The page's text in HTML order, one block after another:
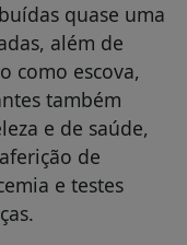
quase uma
além de
como escova,
também
e de saúde,
de
e testes